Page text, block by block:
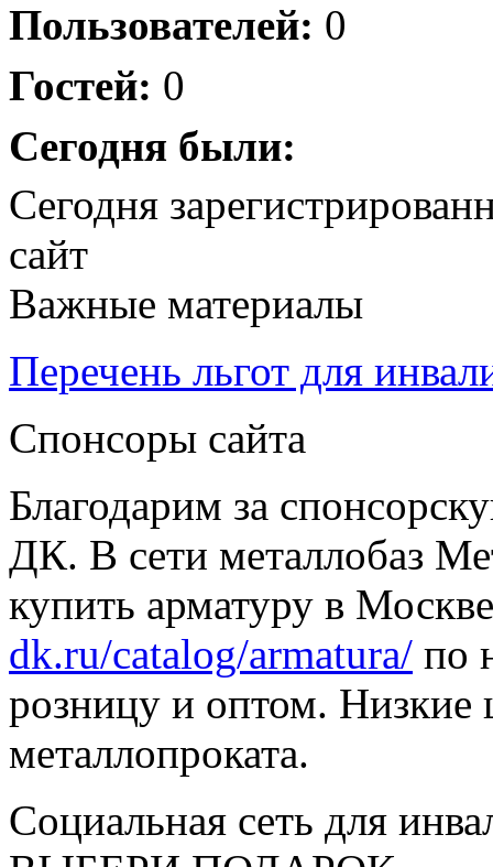
Пользователей: 0
Гостей: 0
Сегодня были:
Сегодня
сайт
Важные материалы
Перечень льгот для
Спонсоры сайта
Благодарим за
ДК. В сети металлобаз
купить арматуру в
dk.ru/catalog/armatura/ по
розницу и оптом. Низкие
металлопроката.
Социальная сеть для